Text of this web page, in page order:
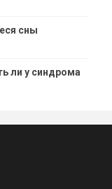
сны
ли у синдрома